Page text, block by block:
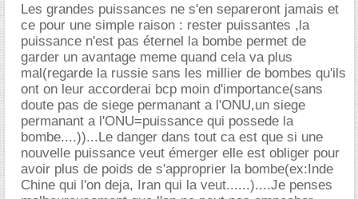
Les grandes puissances ne s'en separeront jamais et
ce pour une simple raison : rester puissantes ,la
puissance n'est pas éternel la bombe permet de
garder un avantage meme quand cela va plus
mal(regarde la russie sans les millier de bombes qu'ils
ont on leur accorderai bcp moin d'importance(sans
doute pas de siege permanant a l'ONU,un siege
permanant a l'ONU=puissance qui possede la
bombe....))...Le danger dans tout ca est que si une
nouvelle puissance veut émerger elle est obliger pour
avoir plus de poids de s'approprier la bombe(ex:Inde
Chine qui l'on deja, Iran qui la veut......)....Je penses